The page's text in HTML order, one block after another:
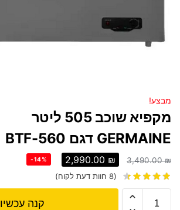
מבצע!
מקפיא שוכב 505 ליטר
GERMAINE דגם BTF-560
3,490.00₪
2,990.00 ₪
-14%
(
8 חוות דעת לקוח)
קנה עכשיו